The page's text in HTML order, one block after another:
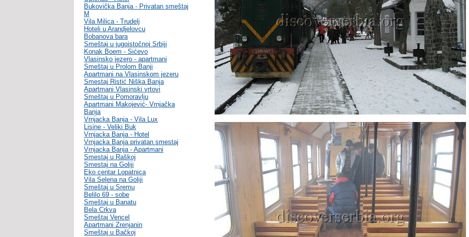
Bukovička Banja - Privatan smeštaj
M
Vila Milica - Trudelj
Hoteli u Arandjelovcu
Bobanova bara
Smeštaj u jugoistočnoj Srbiji
Konak Boem - Sićevo
Vlasinsko jezero - apartmani
Smeštaj u Prolom Banji
Apartmani na Vlasinskom jezeru
Smestaj Ristić Niška Banja
Apartmani Vlasinski vrtovi
Smeštaj u Pomoravlju
Apartmani Makojević- Vrnjačka
Banja
Vrnjacka Banja - Vila Lux
Lisine - Veliki Buk
Vrnjacka Banja - Hotel
Vrnjacka Banja privatan smestaj
Vrnjacka Banja - Apartmani
Smestaj u Raškoj
Smestaj na Goliji
Eko centar Lopatnica
Vila Selena na Goliji
Smeštaj u Sremu
Belilo 69 - sobe
Smeštaj u Banatu
Bela Crkva
Smeštaj Vencel
Apartmani Zrenjanin
Smeštaj u Bačkoj